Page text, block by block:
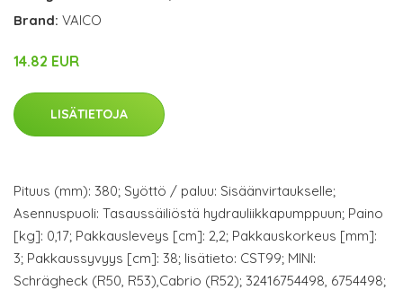
Brand: VAICO
14.82 EUR
LISÄTIETOJA
Pituus (mm): 380; Syöttö / paluu: Sisäänvirtaukselle;
Asennuspuoli: Tasaussäiliöstä hydrauliikkapumppuun; Paino
[kg]: 0,17; Pakkausleveys [cm]: 2,2; Pakkauskorkeus [mm]:
3; Pakkaussyvyys [cm]: 38; lisätieto: CST99; MINI:
Schrägheck (R50, R53),Cabrio (R52); 32416754498, 6754498;